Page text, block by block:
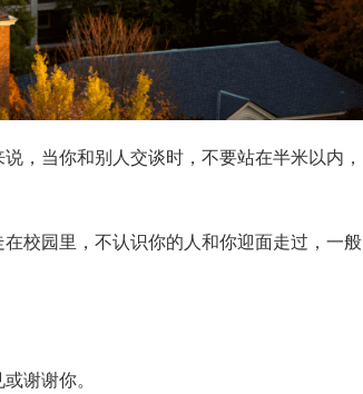
说，当你和别人交谈时，不要站在半米以内，
校园里，不认识你的人和你迎面走过，一般
谢谢你。